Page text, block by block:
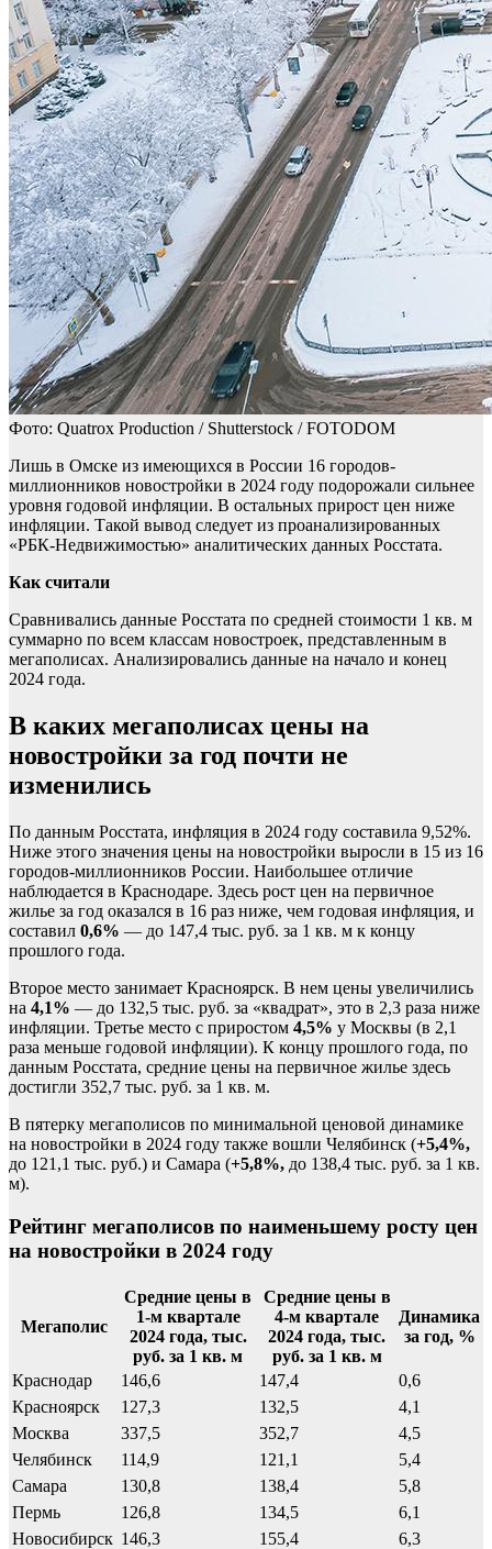
Фото: Quatrox Production / Shutterstock / FOTODOM
Лишь в Омске из имеющихся в России 16 городов-
миллионников новостройки в 2024 году подорожали сильнее
уровня годовой инфляции. В остальных прирост цен ниже
инфляции. Такой вывод следует из проанализированных
«РБК-Недвижимостью» аналитических данных Росстата.
Как считали
Сравнивались данные Росстата по средней стоимости 1 кв. м
суммарно по всем классам новостроек, представленным в
мегаполисах. Анализировались данные на начало и конец
2024 года.
В каких мегаполисах цены на
новостройки за год почти не
изменились
По данным Росстата, инфляция в 2024 году составила 9,52%.
Ниже этого значения цены на новостройки выросли в 15 из 16
городов-миллионников России. Наибольшее отличие
наблюдается в Краснодаре. Здесь рост цен на первичное
жилье за год оказался в 16 раз ниже, чем годовая инфляция, и
составил 0,6% — до 147,4 тыс. руб. за 1 кв. м к концу
прошлого года.
Второе место занимает Красноярск. В нем цены увеличились
на 4,1% — до 132,5 тыс. руб. за «квадрат», это в 2,3 раза ниже
инфляции. Третье место с приростом 4,5% у Москвы (в 2,1
раза меньше годовой инфляции). К концу прошлого года, по
данным Росстата, средние цены на первичное жилье здесь
достигли 352,7 тыс. руб. за 1 кв. м.
В пятерку мегаполисов по минимальной ценовой динамике
на новостройки в 2024 году также вошли Челябинск (+5,4%,
до 121,1 тыс. руб.) и Самара (+5,8%, до 138,4 тыс. руб. за 1 кв.
м).
Рейтинг мегаполисов по наименьшему росту цен
на новостройки в 2024 году
Мегаполис
Средние цены в
1-м квартале
2024 года, тыс.
руб. за 1 кв. м
Средние цены в
4-м квартале
2024 года, тыс.
руб. за 1 кв. м
Динамика
за год, %
Краснодар 146,6 147,4
0,6
Красноярск
127,3 132,5
4,1
Москва
337,5 352,7
4,5
Челябинск
114,9 121,1
5,4
Самара
130,8 138,4
5,8
Пермь
126,8 134,5
6,1
Новосибирск 146,3 155,4
6,3